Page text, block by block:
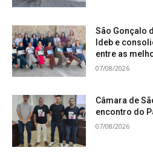
São Gonçalo
Ideb e
entre as
07/08/2026
Câmara de
encontro do
07/08/2026